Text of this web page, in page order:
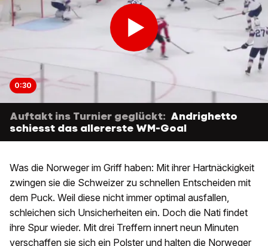
0:30
Auftakt ins Turnier geglückt: Andrighetto
schiesst das allererste WM-Goal
Was die Norweger im Griff haben: Mit ihrer Hartnäckigkeit
zwingen sie die Schweizer zu schnellen Entscheiden mit
dem Puck. Weil diese nicht immer optimal ausfallen,
schleichen sich Unsicherheiten ein. Doch die Nati findet
ihre Spur wieder. Mit drei Treffern innert neun Minuten
verschaffen sie sich ein Polster und halten die Norweger